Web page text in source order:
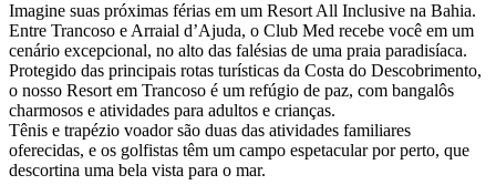
Imagine suas próximas férias em um Resort All Inclusive na Bahia.
Entre Trancoso e Arraial d’Ajuda, o Club Med recebe você em um
cenário excepcional, no alto das falésias de uma praia paradisíaca.
Protegido das principais rotas turísticas da Costa do Descobrimento,
o nosso Resort em Trancoso é um refúgio de paz, com bangalôs
charmosos e atividades para adultos e crianças.
Tênis e trapézio voador são duas das atividades familiares
oferecidas, e os golfistas têm um campo espetacular por perto, que
descortina uma bela vista para o mar.